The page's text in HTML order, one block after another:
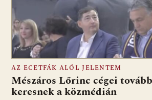
AZ ECETFÁK ALÓL JELENTEM
Mészáros Lőrinc cégei
keresnek a közmédián